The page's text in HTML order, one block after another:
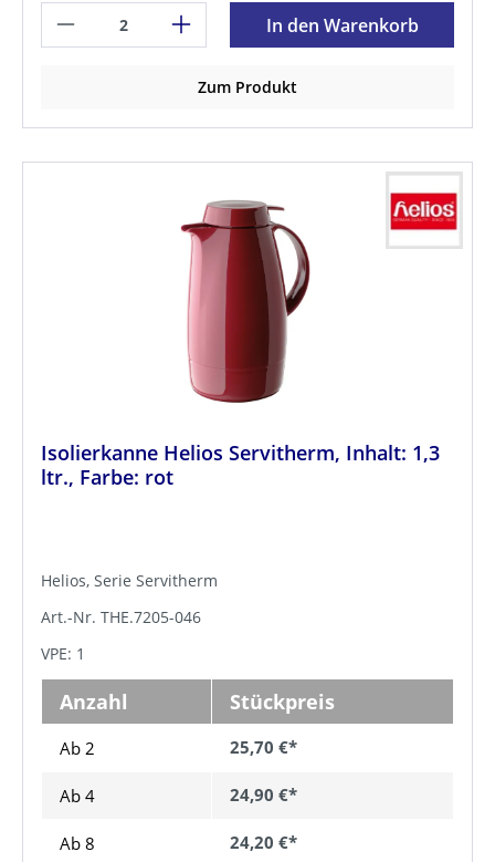
In den Warenkorb
Zum Produkt
Isolierkanne Helios Servitherm, Inhalt: 1,3
ltr., Farbe: rot
Helios, Serie Servitherm
Art.-Nr. THE.7205-046
VPE: 1
Anzahl Stückpreis
Ab 2 25,70 €*
Ab 4 24,90 €*
Ab 8 24,20 €*